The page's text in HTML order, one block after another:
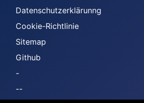
Datenschutzerklärunng
Cookie-Richtlinie
Sitemap
Github
-
--